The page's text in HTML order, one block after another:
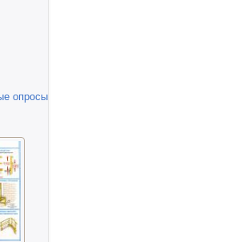
опросы